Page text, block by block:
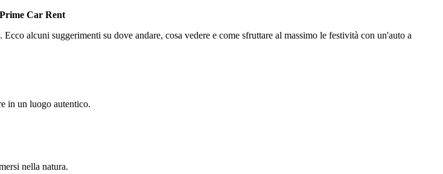
Car Rent
alcuni suggerimenti su dove andare, cosa vedere e come sfruttare al massimo le festività con un'auto a
in un luogo autentico.
nella natura.